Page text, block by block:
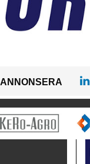
ANNONSERA